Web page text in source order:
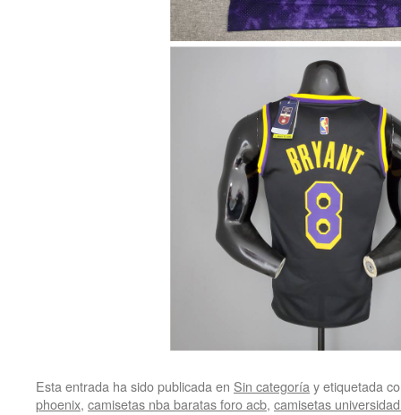
Esta entrada ha sido publicada en Sin categoríay etiquetada
phoenix, camisetas nba baratas foro acb, camisetas